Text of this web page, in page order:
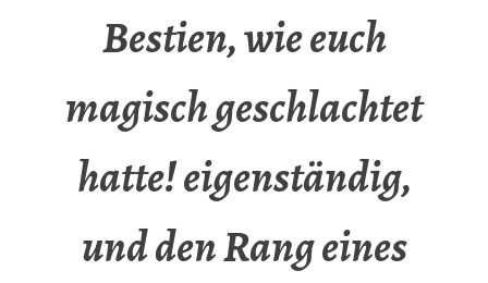
Bestien, wie euch
magisch geschlachtet
hatte! eigenständig,
und den Rang eines